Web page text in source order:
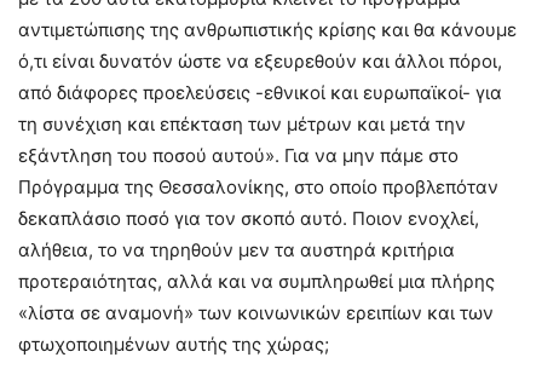
αντιμετώπισης της ανθρωπιστικής κρίσης και θα κάνουμε
ό,τι είναι δυνατόν ώστε να εξευρεθούν και άλλοι πόροι,
από διάφορες προελεύσεις -εθνικοί και ευρωπαϊκοί- για
τη συνέχιση και επέκταση των μέτρων και μετά την
εξάντληση του ποσού αυτού». Για να μην πάμε στο
Πρόγραμμα της Θεσσαλονίκης, στο οποίο προβλεπόταν
δεκαπλάσιο ποσό για τον σκοπό αυτό. Ποιον ενοχλεί,
αλήθεια, το να τηρηθούν μεν τα αυστηρά κριτήρια
προτεραιότητας, αλλά και να συμπληρωθεί μια πλήρης
«λίστα σε αναμονή» των κοινωνικών ερειπίων και των
φτωχοποιημένων αυτής της χώρας;